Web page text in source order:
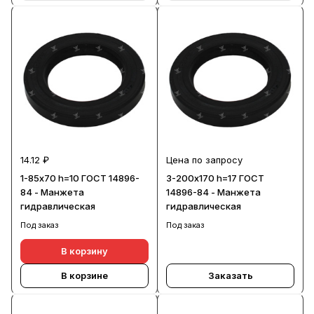
14.12 ₽
1-85х70 h=10 ГОСТ 14896-
84 - Манжета
гидравлическая
Под заказ
В корзину
В корзине
Цена по запросу
3-200х170 h=17 ГОСТ
14896-84 - Манжета
гидравлическая
Под заказ
Заказать